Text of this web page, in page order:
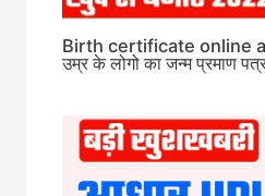
Birth certificate online
उम्र के लोगो का जन्म प्रमाण